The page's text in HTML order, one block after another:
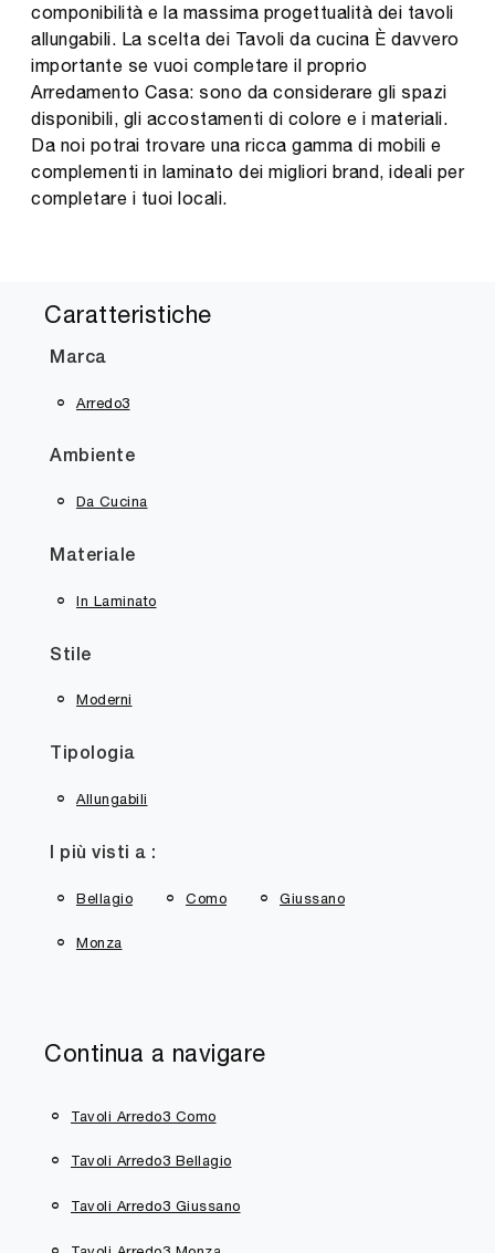
componibilità e la massima progettualità dei tavoli
allungabili. La scelta dei Tavoli da cucina È davvero
importante se vuoi completare il proprio
Arredamento Casa: sono da considerare gli spazi
disponibili, gli accostamenti di colore e i materiali.
Da noi potrai trovare una ricca gamma di mobili e
complementi in laminato dei migliori brand, ideali per
completare i tuoi locali.
Caratteristiche
Marca
Arredo3
Ambiente
Da Cucina
Materiale
In Laminato
Stile
Moderni
Tipologia
Allungabili
I più visti a :
Bellagio Como Giussano
Monza
Continua a navigare
Tavoli Arredo3 Como
Tavoli Arredo3 Bellagio
Tavoli Arredo3 Giussano